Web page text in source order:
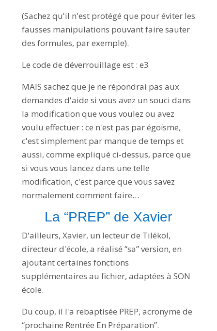
(Sachez qu'il n'est protégé que pour éviter les
fausses manipulations pouvant faire sauter
des formules, par exemple).
Le code de déverrouillage est : e3
MAIS sachez que je ne répondrai pas aux
demandes d'aide si vous avez un souci dans
la modification que vous voulez ou avez
voulu effectuer : ce n'est pas par égoïsme,
c'est simplement par manque de temps et
aussi, comme expliqué ci-dessus, parce que
si vous vous lancez dans une telle
modification, c'est parce que vous savez
normalement comment faire…
La “PREP” de Xavier
D'ailleurs, Xavier, un lecteur de Tilékol,
directeur d'école, a réalisé “sa” version, en
ajoutant certaines fonctions
supplémentaires au fichier, adaptées à SON
école.
Du coup, il l'a rebaptisée PREP, acronyme de
“prochaine Rentrée En Préparation”.